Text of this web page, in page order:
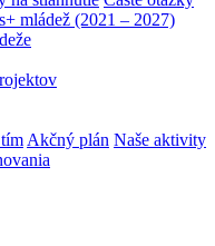
mládež (2021 – 2027)
Akčný plán Naše aktivity